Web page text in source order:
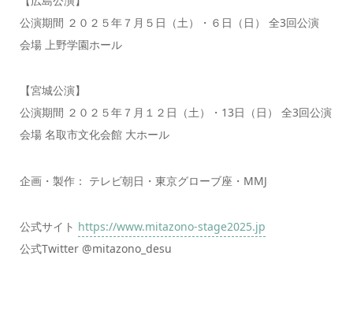
公演期間 ２０２５年７月５日（土）・６日（日） 全3回公演
会場 上野学園ホール
【宮城公演】
公演期間 ２０２５年７月１２日（土）・13日（日） 全3回公演
会場 名取市文化会館 大ホール
企画・製作： テレビ朝日・東京グローブ座・MMJ
公式サイト https://www.mitazono-stage2025.jp
公式Twitter @mitazono_desu